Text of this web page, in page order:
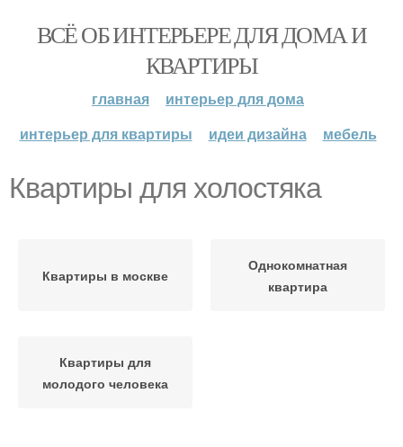
ВСЁ ОБ ИНТЕРЬЕРЕ ДЛЯ ДОМА И
КВАРТИРЫ
главная
интерьер для дома
интерьер для квартиры
идеи дизайна мебель
Квартиры для холостяка
Квартиры в москве
Однокомнатная
квартира
Квартиры для
молодого человека